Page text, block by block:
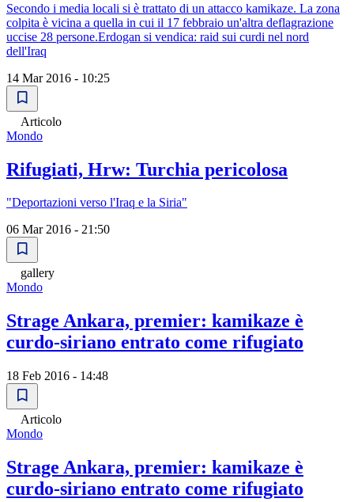
Secondo i media locali si è trattato di un attacco kamikaze. La zona
colpita è vicina a quella in cui il 17 febbraio un'altra deflagrazione
uccise 28 persone.Erdogan si vendica: raid sui curdi nel nord
dell'Iraq
14 Mar 2016 - 10:25
Articolo
Mondo
Rifugiati, Hrw: Turchia pericolosa
"Deportazioni verso l'Iraq e la Siria"
06 Mar 2016 - 21:50
gallery
Mondo
Strage Ankara, premier: kamikaze è
curdo-siriano entrato come rifugiato
18 Feb 2016 - 14:48
Articolo
Mondo
Strage Ankara, premier: kamikaze è
curdo-siriano entrato come rifugiato